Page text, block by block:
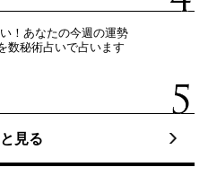
！あなたの今週の運勢
数秘術占いで占います
見る